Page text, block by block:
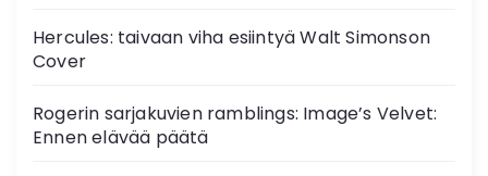
Hercules: taivaan viha esiintyä Walt Simonson
Cover
Rogerin sarjakuvien ramblings: Image’s Velvet:
Ennen elävää päätä